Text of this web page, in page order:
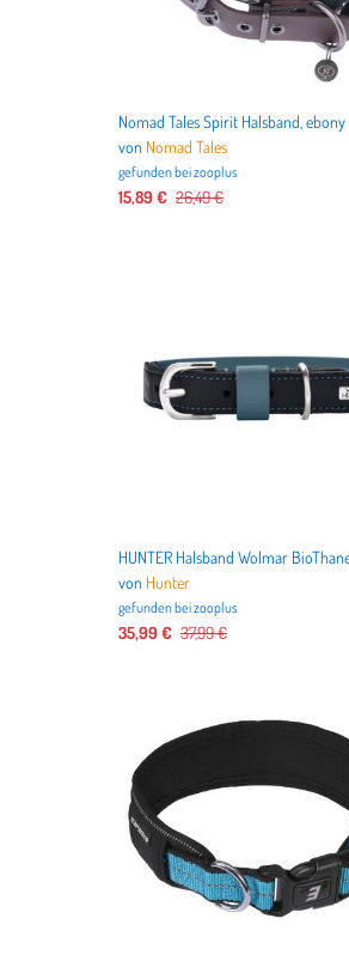
von Nomad Tales
gefunden beizooplus
15,89 € 26,49 €
von Hunter
gefunden beizooplus
35,99 € 37,99 €